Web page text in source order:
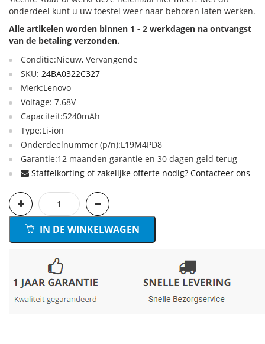
onderdeel kunt u uw toestel weer naar behoren laten werken.
Alle artikelen worden binnen 1 - 2 werkdagen na ontvangst
van de betaling verzonden.
Conditie:Nieuw, Vervangende
SKU: 24BA0322C327
Merk:Lenovo
Voltage: 7.68V
Capaciteit:5240mAh
Type:Li-ion
Onderdeelnummer (p/n):L19M4PD8
Garantie:12 maanden garantie en 30 dagen geld terug
Staffelkorting of zakelijke offerte nodig? Contacteer ons
IN DE WINKELWAGEN